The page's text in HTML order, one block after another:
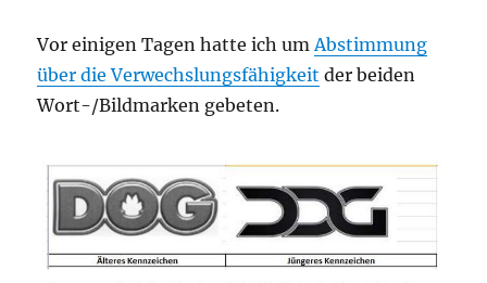
Vor einigen Tagen hatte ich umAbstimmung
über die Verwechslungsfähigkeit der beiden
Wort-/Bildmarken gebeten.